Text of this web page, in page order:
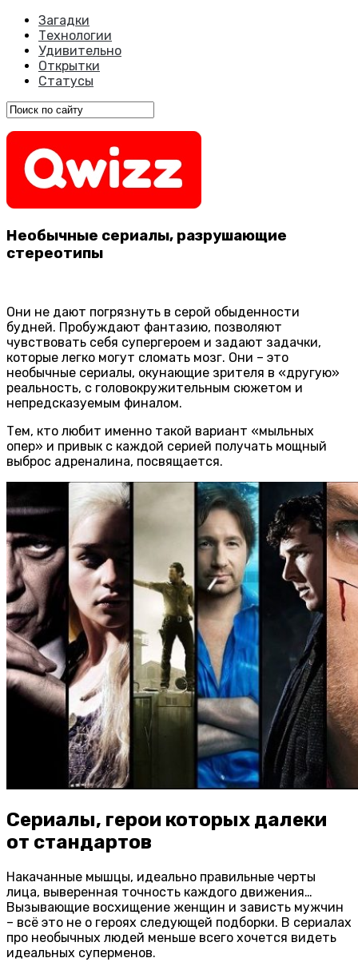
Загадки
Технологии
Удивительно
Открытки
Статусы
Необычные сериалы, разрушающие
стереотипы
Они не дают погрязнуть в серой обыденности
будней. Пробуждают фантазию, позволяют
чувствовать себя супергероем и задают задачки,
которые легко могут сломать мозг. Они – это
необычные сериалы, окунающие зрителя в «другую»
реальность, с головокружительным сюжетом и
непредсказуемым финалом.
Тем, кто любит именно такой вариант «мыльных
опер» и привык с каждой серией получать мощный
выброс адреналина, посвящается.
Сериалы, герои которых далеки
от стандартов
Накачанные мышцы, идеально правильные черты
лица, выверенная точность каждого движения…
Вызывающие восхищение женщин и зависть мужчин
– всё это не о героях следующей подборки. В сериалах
про необычных людей меньше всего хочется видеть
идеальных суперменов.